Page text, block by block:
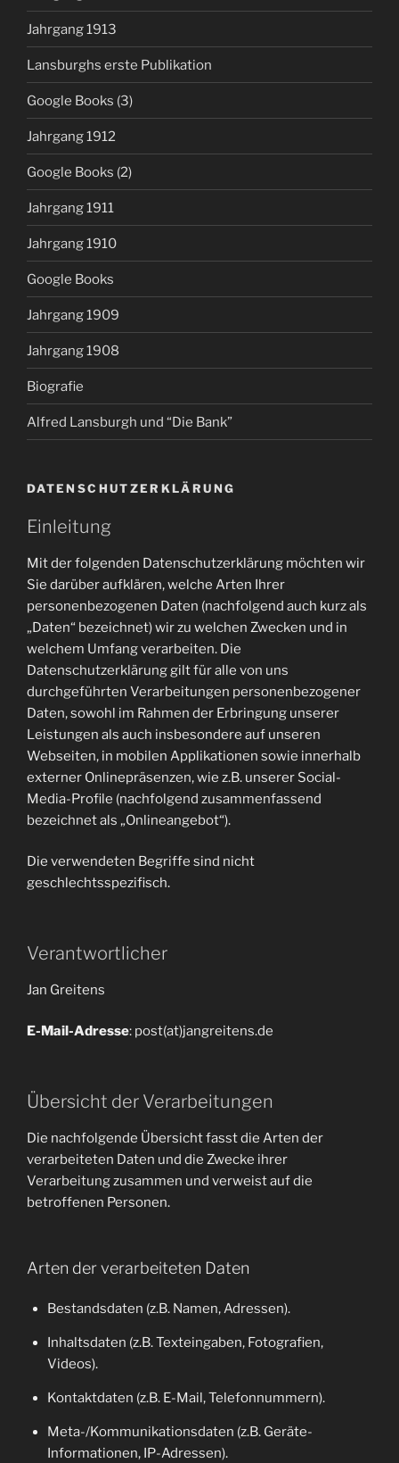
Jahrgang 1913
Lansburghs erste Publikation
Google Books (3)
Jahrgang 1912
Google Books (2)
Jahrgang 1911
Jahrgang 1910
Google Books
Jahrgang 1909
Jahrgang 1908
Biografie
Alfred Lansburgh und “Die Bank”
DATENSCHUTZERKLÄRUNG
Einleitung
Mit der folgenden Datenschutzerklärung möchten wir
Sie darüber aufklären, welche Arten Ihrer
personenbezogenen Daten (nachfolgend auch kurz als
„Daten“ bezeichnet) wir zu welchen Zwecken und in
welchem Umfang verarbeiten. Die
Datenschutzerklärung gilt für alle von uns
durchgeführten Verarbeitungen personenbezogener
Daten, sowohl im Rahmen der Erbringung unserer
Leistungen als auch insbesondere auf unseren
Webseiten, in mobilen Applikationen sowie innerhalb
externer Onlinepräsenzen, wie z.B. unserer Social-
Media-Profile (nachfolgend zusammenfassend
bezeichnet als „Onlineangebot“).
Die verwendeten Begriffe sind nicht
geschlechtsspezifisch.
Verantwortlicher
Jan Greitens
E-Mail-Adresse: post(at)jangreitens.de
Übersicht der Verarbeitungen
Die nachfolgende Übersicht fasst die Arten der
verarbeiteten Daten und die Zwecke ihrer
Verarbeitung zusammen und verweist auf die
betroffenen Personen.
Arten der verarbeiteten Daten
Bestandsdaten (z.B. Namen, Adressen).
Inhaltsdaten (z.B. Texteingaben, Fotografien,
Videos).
Kontaktdaten (z.B. E-Mail, Telefonnummern).
Meta-/Kommunikationsdaten (z.B. Geräte-
Informationen, IP-Adressen).